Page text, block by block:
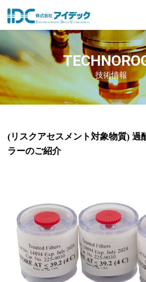
技術情報
Posted
on
(リスクアセスメント対象物質) 過
ラーのご紹介